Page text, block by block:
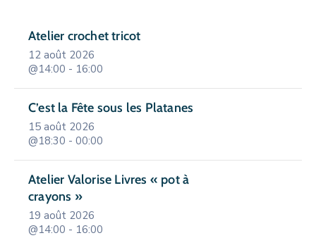
Atelier crochet tricot
12 août 2026
@14:00 - 16:00
C’est la Fête sous les Platanes
15 août 2026
@18:30 - 00:00
Atelier Valorise Livres « pot à
crayons »
19 août 2026
@14:00 - 16:00